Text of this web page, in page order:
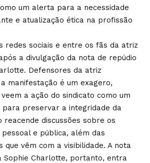
um alerta para a necessidade
e atualização ética na profissão
redes sociais e entre os fãs da atriz
a divulgação da nota de repúdio
Defensores da atriz
manifestação é um exagero,
a ação do sindicato como um
para preservar a integridade da
reacende discussões sobre os
e pública, além das
que vêm com a visibilidade. A nota
Sophie Charlotte, portanto, entra